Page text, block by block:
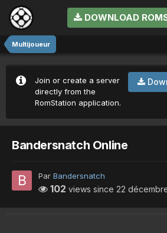
DOWNLOAD
Multijoueur
Join or create a server
directly from the
RomStation application.
Bandersnatch Online
Par Bandersnatch
102 views since 22